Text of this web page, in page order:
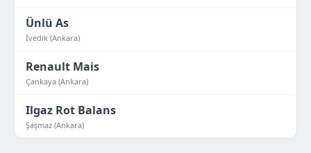
Ünlü As
İvedik (Ankara)
Renault Mais
Çankaya (Ankara)
Ilgaz Rot Balans
Şaşmaz (Ankara)